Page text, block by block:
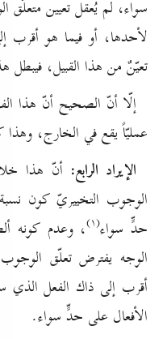
سواء، لم يُعقل تعيين متعلّق
لأحدها، أو فيما هو أقرب
تعيّنٌ من هذا القبيل، فيبطل
إلّا أنّ الصحيح أنّ هذا
عمليّاً يقع في الخارج،
الإيراد الرابع: أنّ هذا
الوجوب التخييريّ كون
حدٍّ سواء(۱) ، وعدم كونه
الوجه يفترض تعلّق
أقرب إلى ذاك الفعل
الأفعال على حدٍّ سواء.